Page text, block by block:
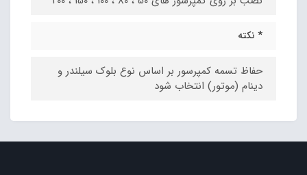
* نکته
حفاظ تسمه کمپرسور بر اساس نوع بلوک سیلندر و
دینام (موتور) انتخاب شود